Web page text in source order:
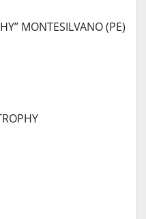
MONTESILVANO (PE)